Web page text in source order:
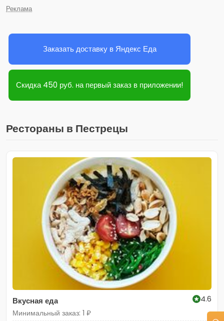
Реклама
Заказать доставку в Яндекс Еда
Скидка 450 руб. на первый заказ в приложении!
Рестораны в Пестрецы
Вкусная еда
4.6
Минимальный заказ: 1 ₽